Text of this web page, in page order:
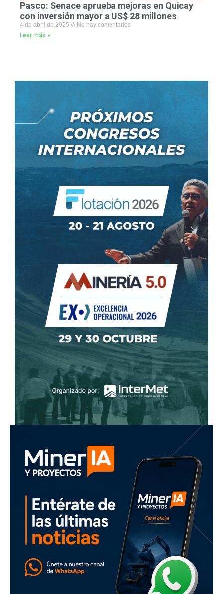
Pasco: Senace aprueba mejoras en Quicay
con inversión mayor a US$ 28 millones
4 de abril de 2025
No hay comentarios
Leer más »